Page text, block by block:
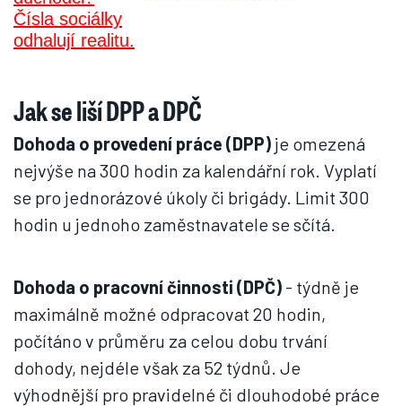
Jak se liší DPP a DPČ
Dohoda o provedení práce (DPP) je omezená
nejvýše na 300 hodin za kalendářní rok. Vyplatí
se pro jednorázové úkoly či brigády. Limit 300
hodin u jednoho zaměstnavatele se sčítá.
Dohoda o pracovní činnosti (DPČ) - týdně je
maximálně možné odpracovat 20 hodin,
počítáno v průměru za celou dobu trvání
dohody, nejdéle však za 52 týdnů. Je
výhodnější pro pravidelné či dlouhodobé práce